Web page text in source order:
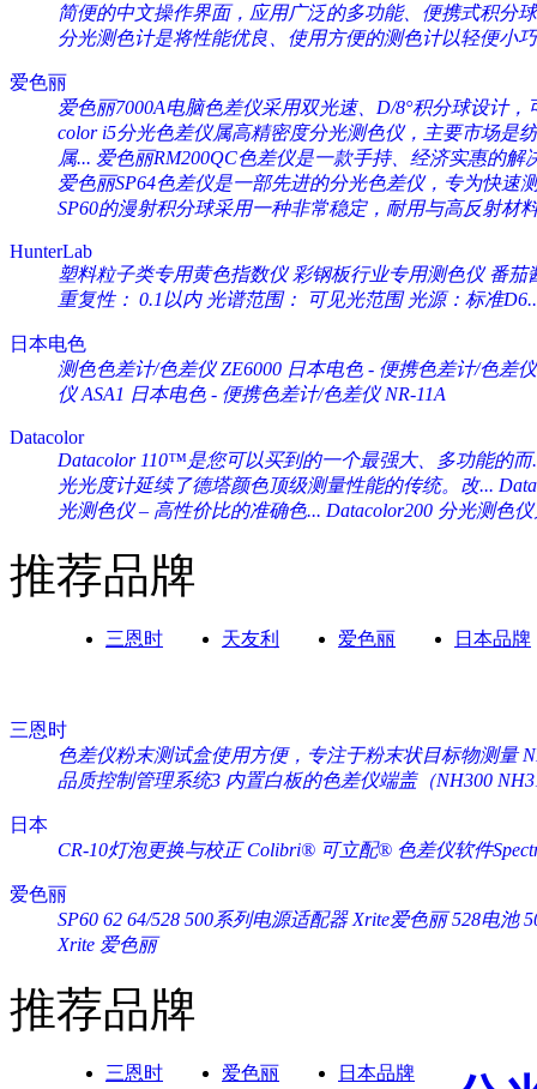
简便的中文操作界面，应用广泛的多功能、便携式积分
分光测色计是将性能优良、使用方便的测色计以轻便小
爱色丽
爱色丽7000A电脑色差仪采用双光速、D/8°积分球设计，
color i5分光色差仪属高精密度分光测色仪，主要市场是
属... 爱色丽RM200QC色差仪是一款手持、经济实惠的解
爱色丽SP64色差仪是一部先进的分光色差仪，专为快速
SP60的漫射积分球采用一种非常稳定，耐用与高反射材料
HunterLab
塑料粒子类专用黄色指数仪 彩钢板行业专用测色仪 番茄
重复性： 0.1以内 光谱范围： 可见光范围 光源：标准
日本电色
测色色差计/色差仪 ZE6000 日本电色 - 便携色差计/色差
仪 ASA1 日本电色 - 便携色差计/色差仪 NR-11A
Datacolor
Datacolor 110™是您可以买到的一个最强大、多功能的而
光光度计延续了德塔颜色顶级测量性能的传统。改...
光测色仪 – 高性价比的准确色... Datacolor200 分光测色
推荐品牌
三恩时 天友利 爱色丽 日本品牌
三恩时
色差仪粉末测试盒使用方便，专注于粉末状目标物测量
品质控制管理系统3 内置白板的色差仪端盖（NH300
日本
CR-10灯泡更换与校正 Colibri® 可立配® 色差仪软件
爱色丽
SP60 62 64/528 500系列电源适配器 Xrite爱色丽 528电池
Xrite 爱色丽
推荐品牌
三恩时 爱色丽 日本品牌